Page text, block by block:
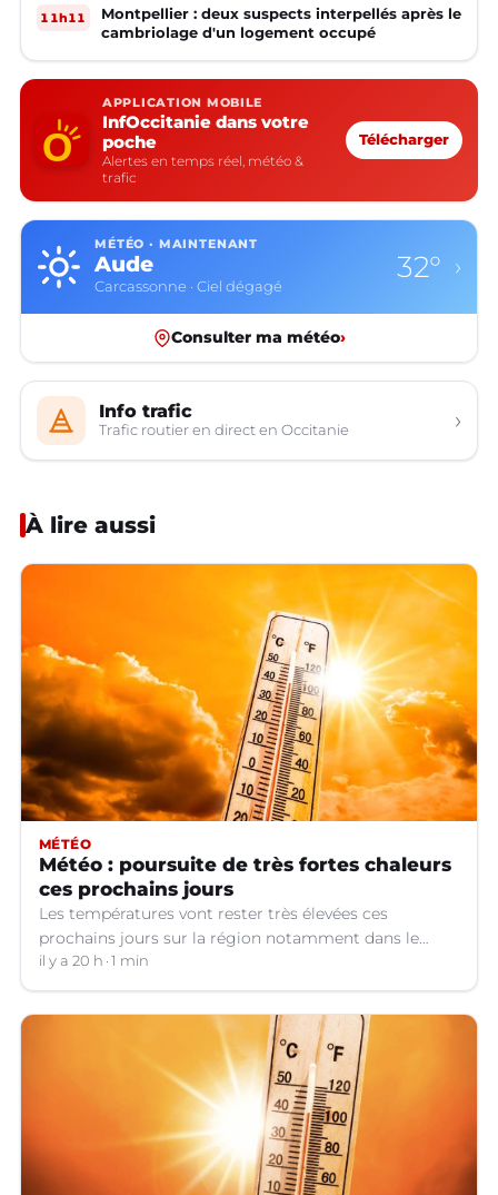
11h11
Montpellier : deux suspects interpellés après le
cambriolage d'un logement occupé
APPLICATION MOBILE
InfOccitanie dans votre
poche
Alertes en temps réel, météo &
trafic
Télécharger
MÉTÉO · MAINTENANT
Aude
Carcassonne · Ciel dégagé
32° ›
Consulter ma météo›
Info trafic
Trafic routier en direct en Occitanie ›
À lire aussi
MÉTÉO
Météo : poursuite de très fortes chaleurs
ces prochains jours
Les températures vont rester très élevées ces
prochains jours sur la région notamment dans le
Languedoc.
il y a 20 h 1 min